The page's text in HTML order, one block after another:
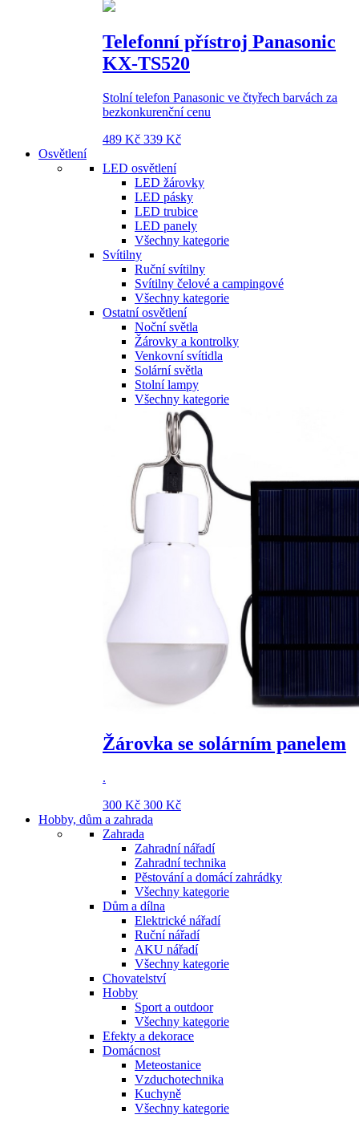
Telefonní přístroj Panasonic
KX-TS520
Stolní telefon Panasonic ve čtyřech barvách za
bezkonkurenční cenu
489 Kč 339 Kč
Osvětlení
LED osvětlení
LED žárovky
LED pásky
LED trubice
LED panely
Všechny kategorie
Svítilny
Ruční svítilny
Svítilny čelové a campingové
Všechny kategorie
Ostatní osvětlení
Noční světla
Žárovky a kontrolky
Venkovní svítidla
Solární světla
Stolní lampy
Všechny kategorie
Žárovka se solárním panelem
.
300 Kč 300 Kč
Hobby, dům a zahrada
Zahrada
Zahradní nářadí
Zahradní technika
Pěstování a domácí zahrádky
Všechny kategorie
Dům a dílna
Elektrické nářadí
Ruční nářadí
AKU nářadí
Všechny kategorie
Chovatelství
Hobby
Sport a outdoor
Všechny kategorie
Efekty a dekorace
Domácnost
Meteostanice
Vzduchotechnika
Kuchyně
Všechny kategorie